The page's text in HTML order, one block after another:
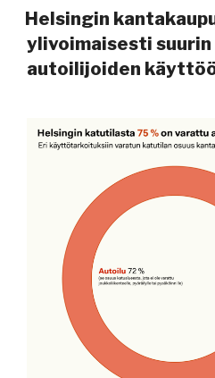
Helsingin
ylivoimaisesti
autoilijoiden